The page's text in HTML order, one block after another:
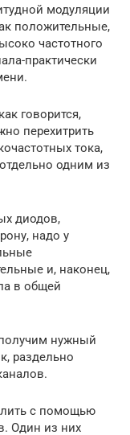
модуляции
положительные,
частотного
практически
говорится,
перехитрить
тока,
одним из
диодов,
надо у
и, наконец,
в общей
нужный
раздельно
с помощью
Один из них